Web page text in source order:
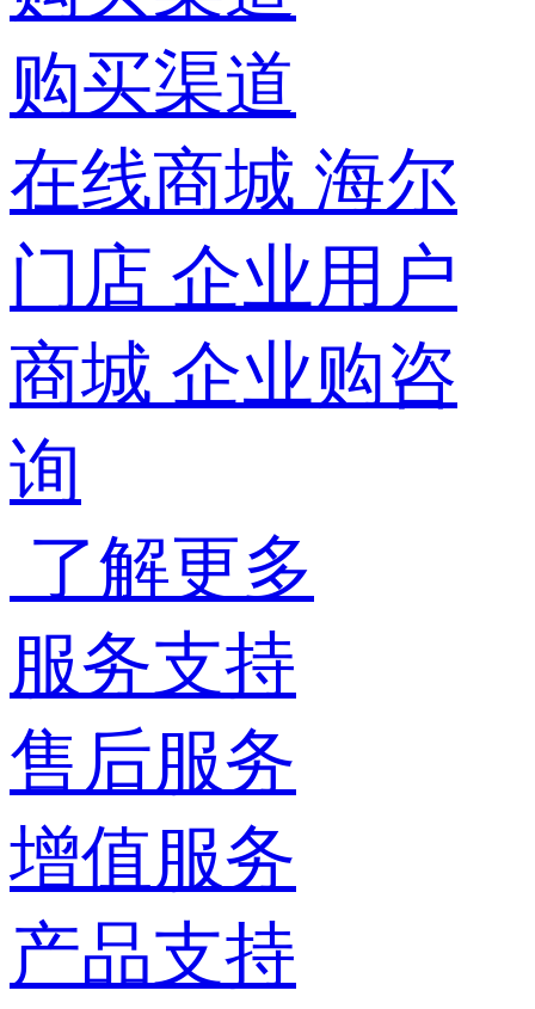
购买渠道
在线商城 海尔
门店 企业用户
商城 企业购咨
询
了解更多
服务支持
售后服务
增值服务
产品支持